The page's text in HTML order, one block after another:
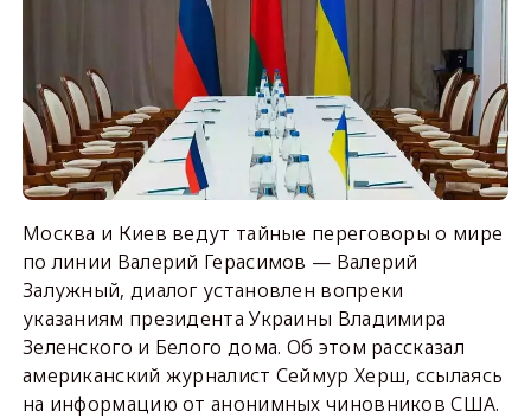
Москва и Киев ведут тайные переговоры о мире
по линии Валерий Герасимов — Валерий
Залужный, диалог установлен вопреки
указаниям президента Украины Владимира
Зеленского и Белого дома. Об этом рассказал
американский журналист Сеймур Херш, ссылаясь
на информацию от анонимных чиновников США.